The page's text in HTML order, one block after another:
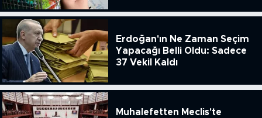
51.49
Erdoğan'ın Ne Zaman Seçim
Yapacağı Belli Oldu: Sadece
37 Vekil Kaldı
Muhalefetten Meclis'te